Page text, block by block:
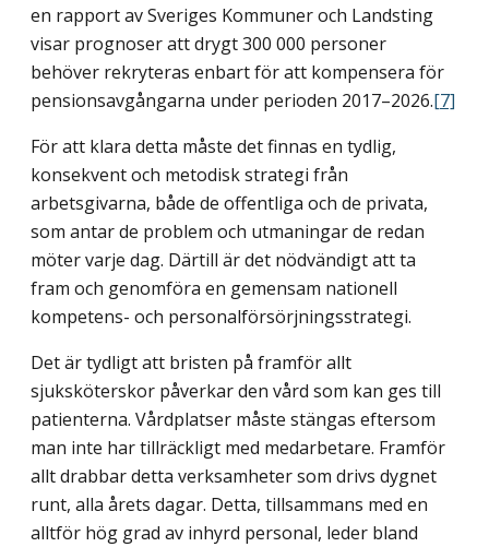
en rapport av Sveriges Kommuner och Landsting
visar prognoser att drygt 300 000 personer
behöver rekryteras enbart för att kompensera för
pensions­avgångarna under perioden 2017–2026.[7]
För att klara detta måste det finnas en tydlig,
konsekvent och metodisk strategi från
arbetsgivarna, både de offentliga och de privata,
som antar de problem och utmaningar de redan
möter varje dag. Därtill är det nödvändigt att ta
fram och genomföra en gemensam nationell
kompetens- och personalförsörjningsstrategi.
Det är tydligt att bristen på framför allt
sjuksköterskor påverkar den vård som kan ges till
patienterna. Vårdplatser måste stängas eftersom
man inte har tillräckligt med medarbetare. Framför
allt drabbar detta verksamheter som drivs dygnet
runt, alla årets dagar. Detta, tillsammans med en
alltför hög grad av inhyrd personal, leder bland